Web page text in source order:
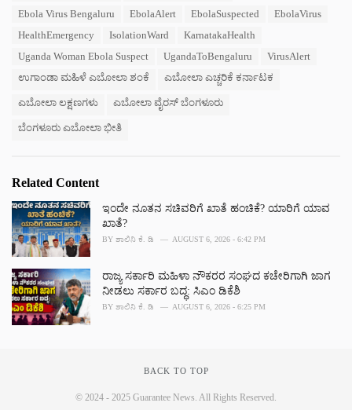
Ebola Virus Bengaluru
EbolaAlert EbolaSuspected
EbolaVirus
HealthEmergency
IsolationWard
KarnatakaHealth
Uganda Woman Ebola Suspect
UgandaToBengaluru
VirusAlert
ಉಗಾಂಡಾ ಮಹಿಳೆ ಎಬೋಲಾ ಶಂಕೆ
ಎಬೋಲಾ ಎಚ್ಚರಿಕೆ ಕರ್ನಾಟಕ
ಎಬೋಲಾ ಲಕ್ಷಣಗಳು ಎಬೋಲಾ ವೈರಸ್ ಬೆಂಗಳೂರು
ಬೆಂಗಳೂರು ಎಬೋಲಾ ಭೀತಿ
Related Content
ಇಂದೇ ನೂತನ ಸಚಿವರಿಗೆ ಖಾತೆ ಹಂಚಿಕೆ? ಯಾರಿಗೆ ಯಾವ
ಖಾತೆ?
BY ಶಾಲಿನಿ ಕೆ. ಡಿ AUGUST 6, 2026 - 6:42 PM
ರಾಜ್ಯ ಸರ್ಕಾರಿ ಮಹಿಳಾ ನೌಕರರ ಸಂಘದ ಕಚೇರಿಗಾಗಿ ಜಾಗ
ನೀಡಲು ಸರ್ಕಾರ ಬದ್ಧ: ಸಿಎಂ ಡಿಕೆಶಿ
BY ಶಾಲಿನಿ ಕೆ. ಡಿ AUGUST 6, 2026 - 6:25 PM
BACK TO TOP
© 2024 - 2025 Guarantee News. All Rights Reserved.